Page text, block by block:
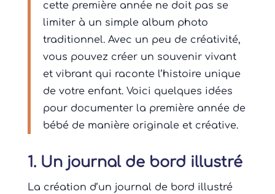
cette première année ne doit pas se
limiter à un simple album photo
traditionnel. Avec un peu de créativité,
vous pouvez créer un souvenir vivant
et vibrant qui raconte l’histoire unique
de votre enfant. Voici quelques idées
pour documenter la première année de
bébé de manière originale et créative.
1. Un journal de bord illustré
La création d’un journal de bord illustré